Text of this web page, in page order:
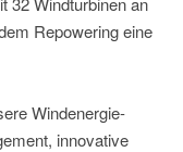
Repowering eine
Windenergie-
innovative